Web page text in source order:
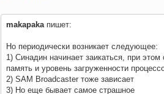
makapakaпишет:
Но периодически возникает следующее:
1) Синадин начинает заикаться, при
память и уровень загруженности
2) SAM Broadcaster тоже зависает
3) Но еще бывает самое страшное